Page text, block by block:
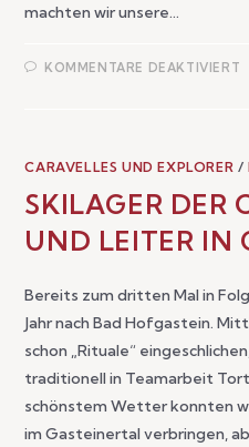
machten wir unsere…
KOMMENTARE DEAKTIVIERT
CARAVELLES UND EXPLORER /
SKILAGER DER
UND LEITER IN
Bereits zum dritten Mal in
Jahr nach Bad Hofgastein.
schon „Rituale“
traditionell in Teamarbeit
schönstem Wetter konnten
im Gasteinertal verbringen,